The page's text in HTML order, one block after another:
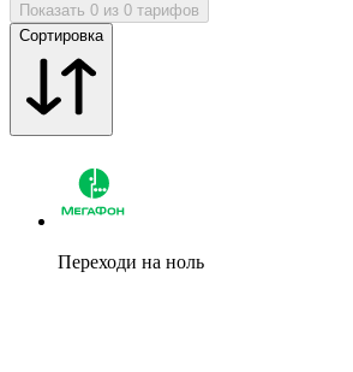
Показать 0 из 0 тарифов
Сортировка
Переходи на ноль